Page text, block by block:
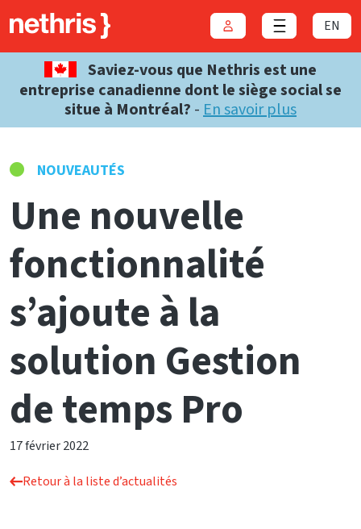
ConnexionClose menu
EN
Saviez-vous que Nethris est une
entreprise canadienne dont le siège social se
situe à Montréal? -En savoir plus
NOUVEAUTÉS
Une nouvelle
fonctionnalité
s’ajoute à la
solution Gestion
de temps Pro
17 février 2022
Retour à la liste d’actualités